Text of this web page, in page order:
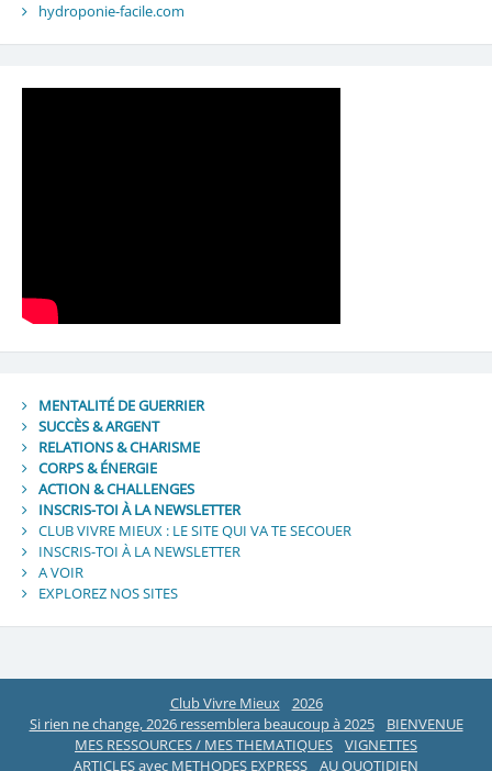
hydroponie-facile.com
MENTALITÉ DE GUERRIER
SUCCÈS & ARGENT
RELATIONS & CHARISME
CORPS & ÉNERGIE
ACTION & CHALLENGES
INSCRIS-TOI À LA NEWSLETTER
CLUB VIVRE MIEUX : LE SITE QUI VA TE SECOUER
INSCRIS-TOI À LA NEWSLETTER
A VOIR
EXPLOREZ NOS SITES
Club Vivre Mieux
2026
Si rien ne change, 2026 ressemblera beaucoup à 2025
BIENVENUE
MES RESSOURCES / MES THEMATIQUES
VIGNETTES
ARTICLES avec METHODES EXPRESS
AU QUOTIDIEN